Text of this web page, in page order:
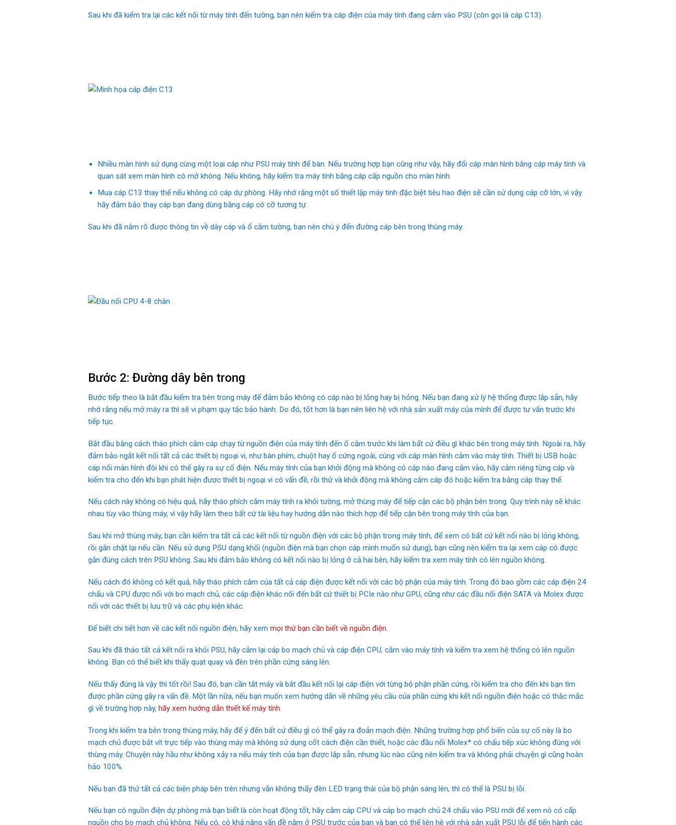
Sau khi đã kiểm tra lại các kết nối từ máy tính đến tường, bạn nên kiểm tra cáp điện của máy tính đang cắm vào PSU (còn gọi là cáp C13).
Nhiều màn hình sử dụng cùng một loại cáp như PSU máy tính để bàn. Nếu trường hợp bạn cũng như vậy, hãy đổi cáp màn hình bằng cáp máy tính và
quan sát xem màn hình có mở không. Nếu không, hãy kiểm tra máy tính bằng cáp cấp nguồn cho màn hình.
Mua cáp C13 thay thế nếu không có cáp dự phòng. Hãy nhớ rằng một số thiết lập máy tính đặc biệt tiêu hao điện sẽ cần sử dụng cáp cỡ lớn, vì vậy
hãy đảm bảo thay cáp bạn đang dùng bằng cáp có cỡ tương tự.
Sau khi đã nắm rõ được thông tin về dây cáp và ổ cắm tường, bạn nên chú ý đến đường cáp bên trong thùng máy.
Bước 2: Đường dây bên trong
Bước tiếp theo là bắt đầu kiểm tra bên trong máy để đảm bảo không có cáp nào bị lỏng hay bị hỏng. Nếu bạn đang xử lý hệ thống được lắp sẵn, hãy
nhớ rằng nếu mở máy ra thì sẽ vi phạm quy tắc bảo hành. Do đó, tốt hơn là bạn nên liên hệ với nhà sản xuất máy của mình để được tư vấn trước khi
tiếp tục.
Bắt đầu bằng cách tháo phích cắm cáp chạy từ nguồn điện của máy tính đến ổ cắm trước khi làm bất cứ điều gì khác bên trong máy tính. Ngoài ra, hãy
đảm bảo ngắt kết nối tất cả các thiết bị ngoại vi, như bàn phím, chuột hay ổ cứng ngoài, cùng với cáp màn hình cắm vào máy tính. Thiết bị USB hoặc
cáp nối màn hình đôi khi có thể gây ra sự cố điện. Nếu máy tính của bạn khởi động mà không có cáp nào đang cắm vào, hãy cắm riêng từng cáp và
kiểm tra cho đến khi bạn phát hiện được thiết bị ngoại vi có vấn đề, rồi thử và khởi động mà không cắm cáp đó hoặc kiểm tra bằng cáp thay thế.
Nếu cách này không có hiệu quả, hãy tháo phích cắm máy tính ra khỏi tường, mở thùng máy để tiếp cận các bộ phận bên trong. Quy trình này sẽ khác
nhau tùy vào thùng máy, vì vậy hãy làm theo bất cứ tài liệu hay hướng dẫn nào thích hợp để tiếp cận bên trong máy tính của bạn.
Sau khi mở thùng máy, bạn cần kiểm tra tất cả các kết nối từ nguồn điện với các bộ phận trong máy tính, để xem có bất cứ kết nối nào bị lỏng không,
rồi gắn chặt lại nếu cần. Nếu sử dụng PSU dạng khối (nguồn điện mà bạn chọn cáp mình muốn sử dụng), bạn cũng nên kiểm tra lại xem cáp có được
gắn đúng cách trên PSU không. Sau khi đảm bảo không có kết nối nào bị lỏng ở cả hai bên, hãy kiểm tra xem máy tính có lên nguồn không.
Nếu cách đó không có kết quả, hãy tháo phích cắm của tất cả cáp điện được kết nối với các bộ phận của máy tính. Trong đó bao gồm các cáp điện 24
chấu và CPU được nối với bo mạch chủ, các cáp điện khác nối đến bất cứ thiết bị PCIe nào như GPU, cũng như các đầu nối điện SATA và Molex được
nối với các thiết bị lưu trữ và các phụ kiện khác.
Để biết chi tiết hơn về các kết nối nguồn điện, hãy xem mọi thứ bạn cần biết về nguồn điện
Sau khi đã tháo tất cả kết nối ra khỏi PSU, hãy cắm lại cáp bo mạch chủ và cáp điện CPU, cắm vào máy tính và kiểm tra xem hệ thống có lên nguồn
không. Bạn có thể biết khi thấy quạt quay và đèn trên phần cứng sáng lên.
Nếu thấy đúng là vậy thì tốt rồi! Sau đó, bạn cần tắt máy và bắt đầu kết nối lại cáp điện với từng bộ phận phần cứng, rồi kiểm tra cho đến khi bạn tìm
được phần cứng gây ra vấn đề. Một lần nữa, nếu bạn muốn xem hướng dẫn về những yêu cầu của phần cứng khi kết nối nguồn điện hoặc có thắc mắc
gì về trường hợp này, hãy xem hướng dẫn thiết kế máy tính.
Trong khi kiểm tra bên trong thùng máy, hãy để ý đến bất cứ điều gì có thể gây ra đoản mạch điện. Những trường hợp phổ biến của sự cố này là bo
mạch chủ được bắt vít trực tiếp vào thùng máy mà không sử dụng cốt cách điện cần thiết, hoặc các đầu nối Molex* có chấu tiếp xúc không đúng với
thùng máy. Chuyện này hầu như không xảy ra nếu máy tính của bạn được lắp sẵn, nhưng lúc nào cũng nên kiểm tra và không phải chuyện gì cũng hoàn
hảo 100%.
Nếu bạn đã thử tất cả các biện pháp bên trên nhưng vẫn không thấy đèn LED trạng thái của bộ phận sáng lên, thì có thể là PSU bị lỗi.
Nếu bạn có nguồn điện dự phòng mà bạn biết là còn hoạt động tốt, hãy cắm cáp CPU và cáp bo mạch chủ 24 chấu vào PSU mới để xem nó có cấp
nguồn cho bo mạch chủ không. Nếu có, có khả năng vấn đề nằm ở PSU trước của bạn và bạn có thể liên hệ với nhà sản xuất PSU lỗi để tiến hành các